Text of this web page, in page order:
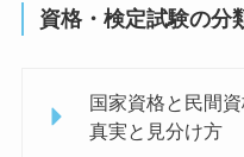
資格・検定試験の分
国家資格と民間
真実と見分け方